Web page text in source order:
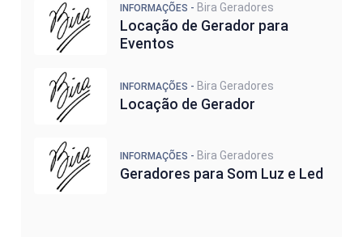
INFORMAÇÕES - Bira Geradores
Locação de Gerador para
Eventos
INFORMAÇÕES - Bira Geradores
Locação de Gerador
INFORMAÇÕES - Bira Geradores
Geradores para Som Luz e Led